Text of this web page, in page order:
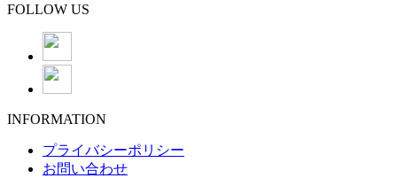
FOLLOW US
INFORMATION
プライバシーポリシー
お問い合わせ